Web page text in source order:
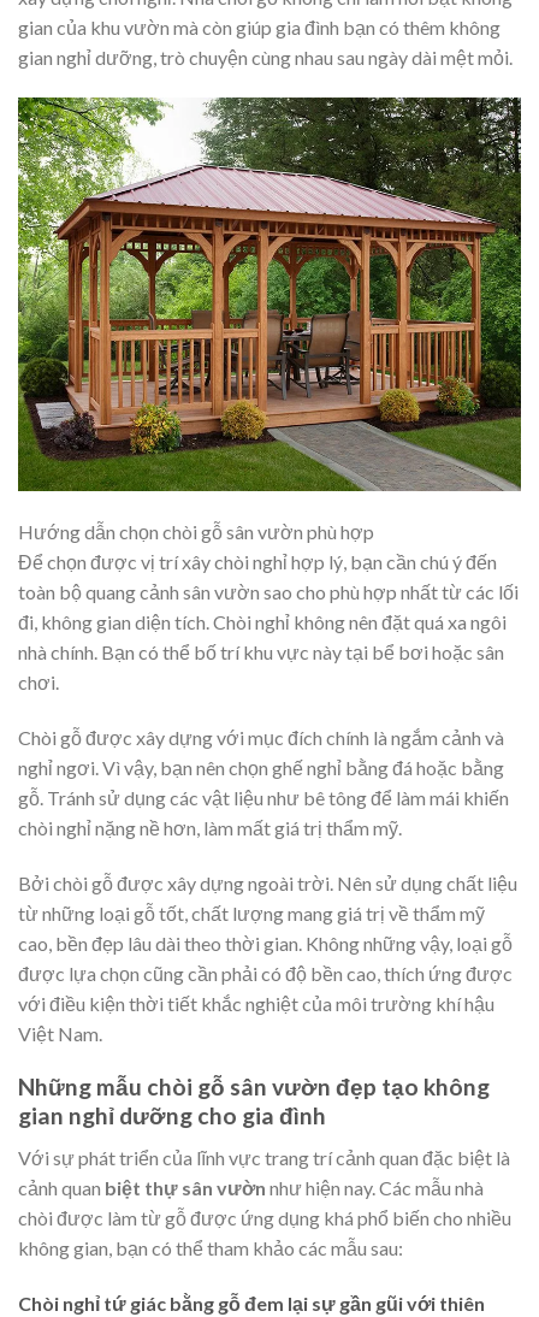
gian của khu vườn mà còn giúp gia đình bạn có thêm không
gian nghỉ dưỡng, trò chuyện cùng nhau sau ngày dài mệt mỏi.
Hướng dẫn chọn chòi gỗ sân vườn phù hợp
Để chọn được vị trí xây chòi nghỉ hợp lý, bạn cần chú ý đến
toàn bộ quang cảnh sân vườn sao cho phù hợp nhất từ các lối
đi, không gian diện tích. Chòi nghỉ không nên đặt quá xa ngôi
nhà chính. Bạn có thể bố trí khu vực này tại bể bơi hoặc sân
chơi.
Chòi gỗ được xây dựng với mục đích chính là ngắm cảnh và
nghỉ ngơi. Vì vậy, bạn nên chọn ghế nghỉ bằng đá hoặc bằng
gỗ. Tránh sử dụng các vật liệu như bê tông để làm mái khiến
chòi nghỉ nặng nề hơn, làm mất giá trị thẩm mỹ.
Bởi chòi gỗ được xây dựng ngoài trời. Nên sử dụng chất liệu
từ những loại gỗ tốt, chất lượng mang giá trị về thẩm mỹ
cao, bền đẹp lâu dài theo thời gian. Không những vậy, loại gỗ
được lựa chọn cũng cần phải có độ bền cao, thích ứng được
với điều kiện thời tiết khắc nghiệt của môi trường khí hậu
Việt Nam.
Những mẫu chòi gỗ sân vườn đẹp tạo không
gian nghỉ dưỡng cho gia đình
Với sự phát triển của lĩnh vực trang trí cảnh quan đặc biệt là
cảnh quan biệt thự sân vườn như hiện nay. Các mẫu nhà
chòi được làm từ gỗ được ứng dụng khá phổ biến cho nhiều
không gian, bạn có thể tham khảo các mẫu sau:
Chòi nghỉ tứ giác bằng gỗ đem lại sự gần gũi với thiên